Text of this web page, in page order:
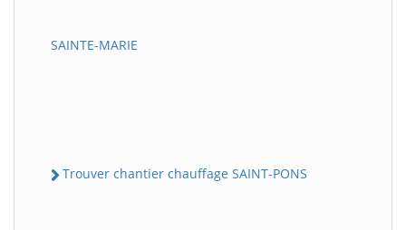
SAINTE-MARIE
Trouver chantier chauffage SAINT-PONS